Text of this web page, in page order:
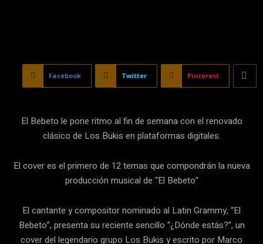
Facebook Twitter Pinterest
El Bebeto le pone ritmo al fin de semana con el renovado
clásico de Los Bukis en plataformas digitales.
El cover es el primero de 12 temas que compondrán la nueva
producción musical de “El Bebeto”
El cantante y compositor nominado al Latin Grammy, “El
Bebeto”, presenta su reciente sencillo “¿Dónde estás?”, un
cover del legendario grupo Los Bukis y escrito por Marco